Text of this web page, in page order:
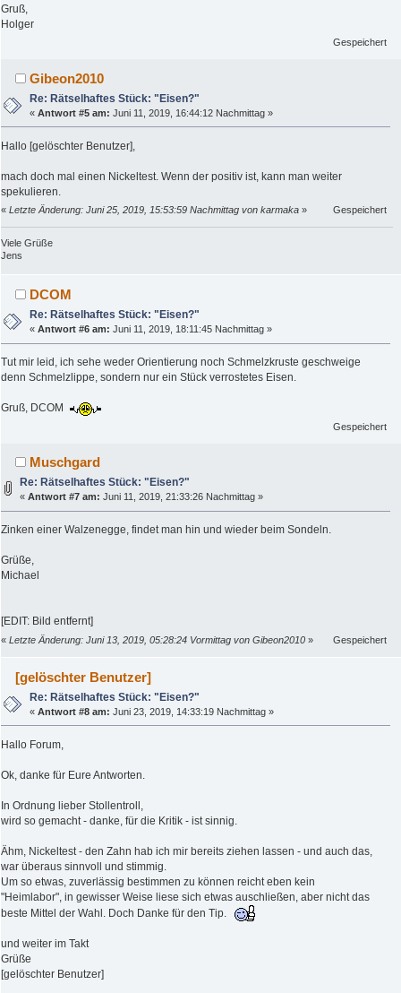
Gruß,
Holger
Gespeichert
Gibeon2010
Re: Rätselhaftes Stück: "Eisen?"
«Antwort #5 am: Juni 11, 2019, 16:44:12 Nachmittag »
Hallo [gelöschter Benutzer],
mach doch mal einen Nickeltest. Wenn der positiv ist, kann man weiter
spekulieren.
« Letzte Änderung: Juni 25, 2019, 15:53:59 Nachmittag von karmaka » Gespeichert
Viele Grüße
Jens
DCOM
Re: Rätselhaftes Stück: "Eisen?"
«Antwort #6 am: Juni 11, 2019, 18:11:45 Nachmittag »
Tut mir leid, ich sehe weder Orientierung noch Schmelzkruste geschweige
denn Schmelzlippe, sondern nur ein Stück verrostetes Eisen.
Gruß, DCOM
Gespeichert
Muschgard
Re: Rätselhaftes Stück: "Eisen?"
«Antwort #7 am: Juni 11, 2019, 21:33:26 Nachmittag »
Zinken einer Walzenegge, findet man hin und wieder beim Sondeln.
Grüße,
Michael
[EDIT: Bild entfernt]
« Letzte Änderung: Juni 13, 2019, 05:28:24 Vormittag von Gibeon2010 » Gespeichert
[gelöschter Benutzer]
Re: Rätselhaftes Stück: "Eisen?"
«Antwort #8 am: Juni 23, 2019, 14:33:19 Nachmittag »
Hallo Forum,
Ok, danke für Eure Antworten.
In Ordnung lieber Stollentroll,
wird so gemacht - danke, für die Kritik - ist sinnig.
Ähm, Nickeltest - den Zahn hab ich mir bereits ziehen lassen - und auch das,
war überaus sinnvoll und stimmig.
Um so etwas, zuverlässig bestimmen zu können reicht eben kein
"Heimlabor", in gewisser Weise liese sich etwas auschließen, aber nicht das
beste Mittel der Wahl. Doch Danke für den Tip.
und weiter im Takt
Grüße
[gelöschter Benutzer]